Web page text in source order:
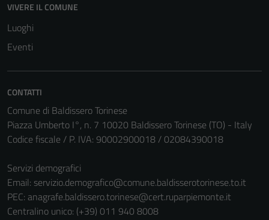
VIVERE IL COMUNE
Luoghi
Eventi
CONTATTI
Comune di Baldissero Torinese
Piazza Umberto I°, n. 7 10020 Baldissero Torinese (TO) - Italy
Codice fiscale / P. IVA: 90002900018 / 02084390018
Servizi demografici
Email: servizio.demografico@comune.baldisserotorinese.to.it
PEC: anagrafe.baldissero.torinese@cert.ruparpiemonte.it
Centralino unico: (+39) 011 940 8008
per il
funzionamento
essere
disabilitati.
Questi cookie